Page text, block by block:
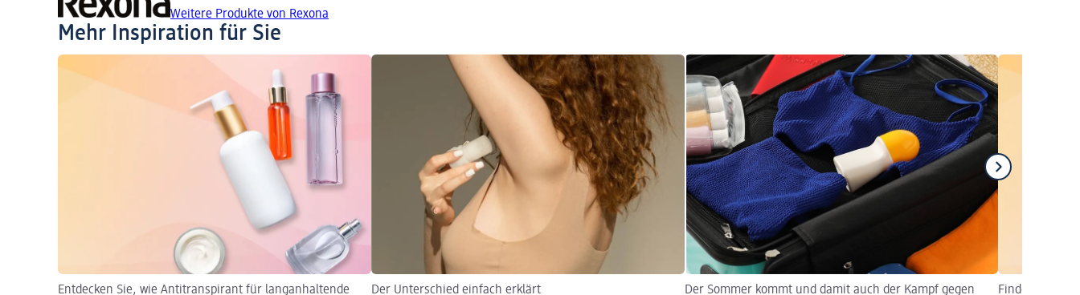
Weitere Produkte von Rexona
Mehr Inspiration für Sie
Entdecken Sie, wie Antitranspirant für langanhaltende Der Unterschied einfach erklärt Der Sommer kommt und damit auch der Kampf gegen Finden Sie